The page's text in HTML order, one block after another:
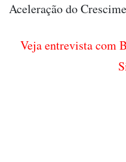
Aceleração do
Veja entrevista com